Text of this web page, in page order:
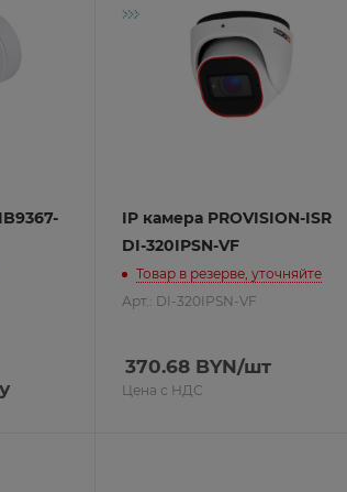
IP камера PROVISION-ISR
DI-320IPSN-VF
Товар в резерве, уточняйте
Арт.: DI-320IPSN-VF
370.68BYN/шт
Цена с НДС